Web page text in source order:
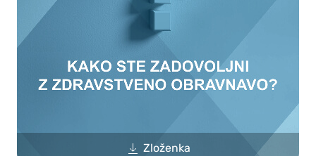
Zloženka